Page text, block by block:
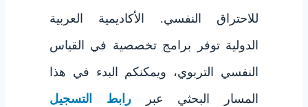
للاحتراق النفسي. الأكاديمية العربية
الدولية توفر برامج تخصصية في القياس
النفسي التربوي، ويمكنكم البدء في هذا
المسار البحثي عبررابط التسجيل